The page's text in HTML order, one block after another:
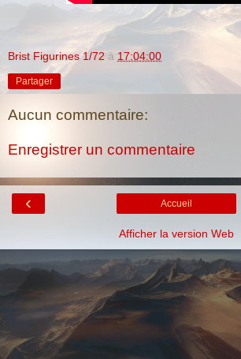
Brist Figurines 1/72 à 17:04:00
Partager
Aucun commentaire:
Enregistrer un commentaire
‹ Accueil
Afficher la version Web